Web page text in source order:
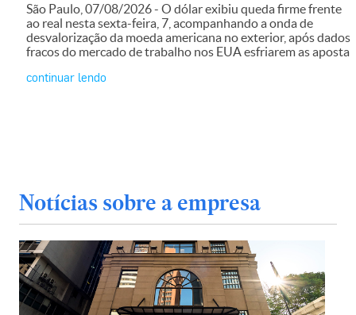
São Paulo, 07/08/2026 - O dólar exibiu queda firme frente
ao real nesta sexta-feira, 7, acompanhando a onda de
desvalorização da moeda americana no exterior, após dados
fracos do mercado de trabalho nos EUA esfriarem as aposta
continuar lendo
Notícias sobre a empresa